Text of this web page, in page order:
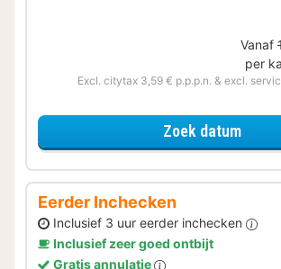
Vanaf
per
Excl. citytax 3,59 € p.p.p.n. & excl.
Zoek datumvoor
Eerder Inchecken
Inclusief 3 uur eerder inchecken
Inclusief zeer goed ontbijt
Gratis annulatie